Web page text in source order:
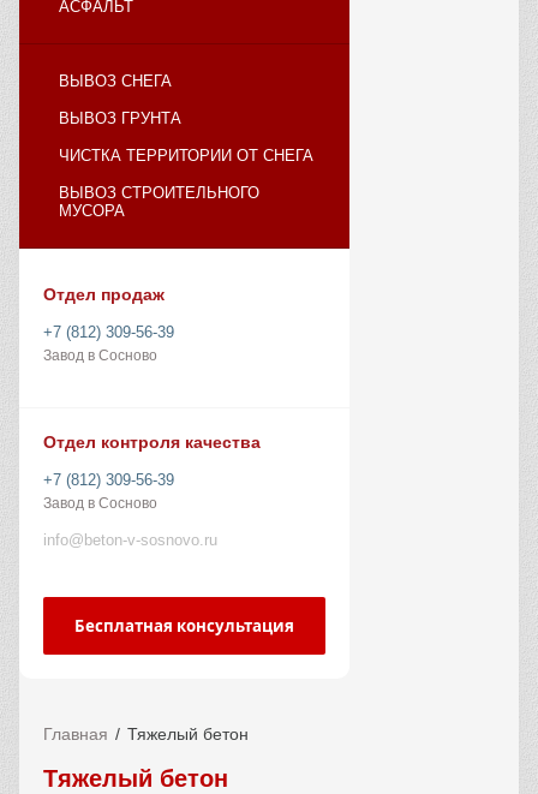
АСФАЛЬТ
ВЫВОЗ СНЕГА
ВЫВОЗ ГРУНТА
ЧИСТКА ТЕРРИТОРИИ ОТ СНЕГА
ВЫВОЗ СТРОИТЕЛЬНОГО
МУСОРА
Отдел продаж
+7 (812) 309-56-39
Завод в Сосново
Отдел контроля качества
+7 (812) 309-56-39
Завод в Сосново
info@beton-v-sosnovo.ru
Бесплатная консультация
Главная Тяжелый бетон
Тяжелый бетон